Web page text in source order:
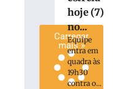
Carregar
mais »
hoje (7)
no...
Equipe
entra em
quadra às
19h30
contra o...